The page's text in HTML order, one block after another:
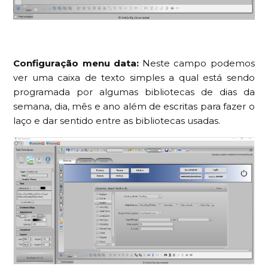
Configuração menu data:Neste campo podemos
ver uma caixa de texto simples a qual está sendo
programada por algumas bibliotecas de dias da
semana, dia, mês e ano além de escritas para fazer o
laço e dar sentido entre as bibliotecas usadas.